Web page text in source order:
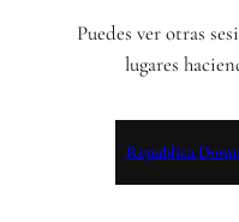
Puedes ver otras
lugares
Republica